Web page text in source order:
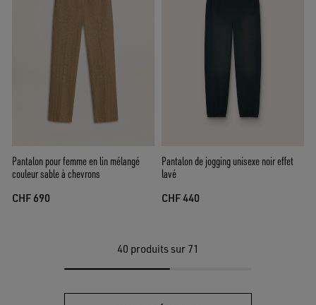
Pantalon pour femme en lin mélangé
couleur sable à chevrons
CHF 690
Pantalon de jogging unisexe noir effet
lavé
CHF 440
40 produits sur 71